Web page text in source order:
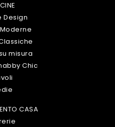
Design
misura
Chic
CASA